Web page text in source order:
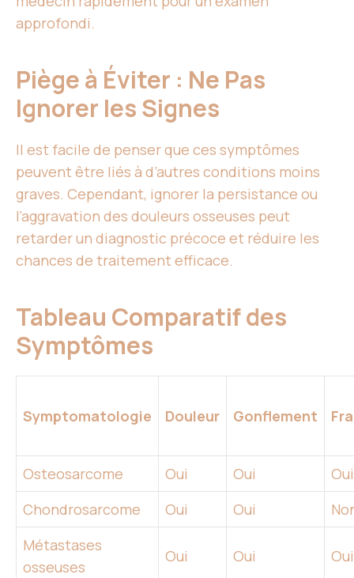
approfondi.
Piège à Éviter : Ne Pas
Ignorer les Signes
Il est facile de penser que ces symptômes
peuvent être liés à d’autres conditions moins
graves. Cependant, ignorer la persistance ou
l’aggravation des douleurs osseuses peut
retarder un diagnostic précoce et réduire les
chances de traitement efficace.
Tableau Comparatif des
Symptômes
Symptomatologie Douleur Gonflement
Osteosarcome Oui Oui
Oui
Chondrosarcome
Oui Oui
Métastases
osseuses
Oui Oui Oui